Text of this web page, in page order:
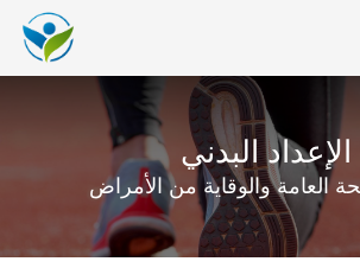
الإعداد البدني
العامة والوقاية من الأمراض